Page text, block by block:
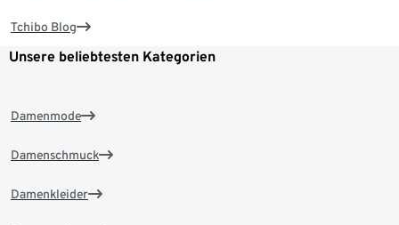
Tchibo Blog
Unsere beliebtesten Kategorien
Damenmode
Damenschmuck
Damenkleider